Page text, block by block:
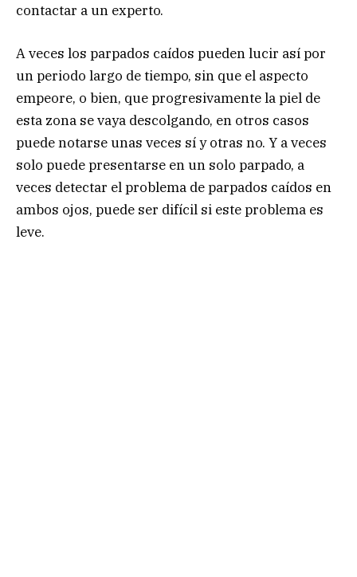
contactar a un experto.
A veces los parpados caídos pueden lucir así por
un periodo largo de tiempo, sin que el aspecto
empeore, o bien, que progresivamente la piel de
esta zona se vaya descolgando, en otros casos
puede notarse unas veces sí y otras no. Y a veces
solo puede presentarse en un solo parpado, a
veces detectar el problema de parpados caídos en
ambos ojos, puede ser difícil si este problema es
leve.